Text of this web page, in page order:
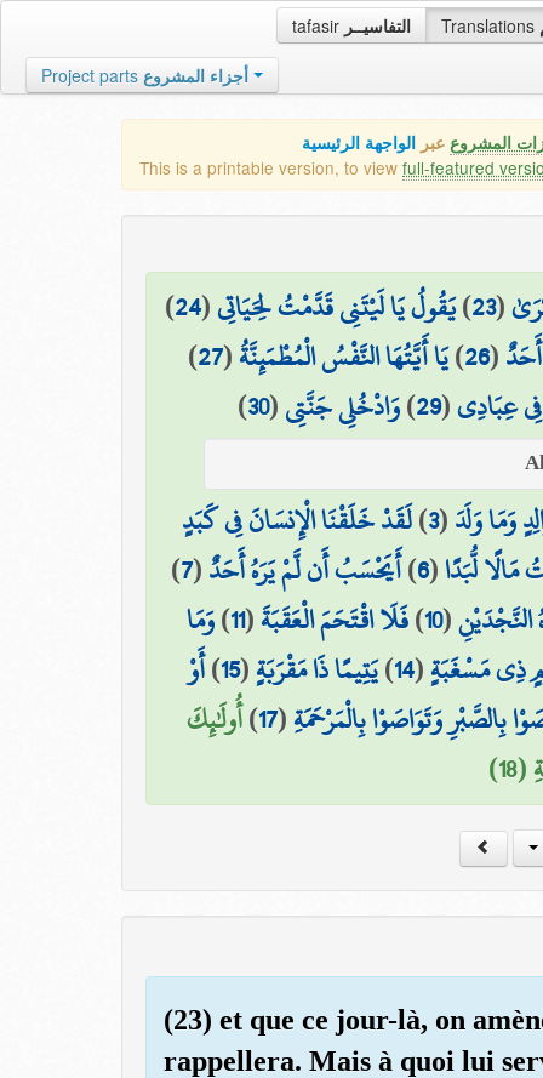
tafasir التفاسيــر Translations
Project parts أجزاء المشروع
المشروع عبر الواجهة الرئيسية
This is a printable version, to view full-featured
(
23
)يَقُولُ يَا لَيْتَنِي قَدَّمْتُ لِحَيَاتِي(
24
)
(
26
)يَا أَيَّتُهَا النَّفْسُ الْمُطْمَئِنَّةُ(
27
)
عِبَادِي(
29
)وَادْخُلِي جَنَّتِي(
30
)
وَمَا وَلَدَ(
3
)لَقَدْ خَلَقْنَا الْإِنسَانَ فِي كَبَدٍ
لُّبَدًا(
6
)أَيَحْسَبُ أَن لَّمْ يَرَهُ أَحَدٌ(
7
)
النَّجْدَيْنِ(
10
)فَلَا اقْتَحَمَ الْعَقَبَةَ(
11
)وَمَا
ذِي مَسْغَبَةٍ(
14
)يَتِيمًا ذَا مَقْرَبَةٍ(
15
)أَوْ
بِالصَّبْرِ وَتَوَاصَوْا بِالْمَرْحَمَةِ(
17
)أُولَٰئِكَ
(23) et que ce jour-là, on
rappellera. Mais à quoi lui